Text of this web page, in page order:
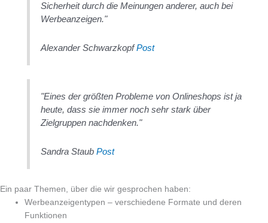
Sicherheit durch die Meinungen anderer, auch bei
Werbeanzeigen."
Alexander Schwarzkopf Post
"Eines der größten Probleme von Onlineshops ist ja
heute, dass sie immer noch sehr stark über
Zielgruppen nachdenken."
Sandra Staub Post
Ein paar Themen, über die wir gesprochen haben:
Werbeanzeigentypen – verschiedene Formate und deren
Funktionen